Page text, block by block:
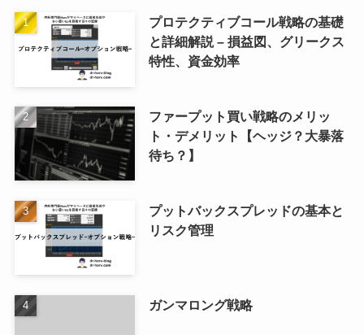
プロテクティブコール戦略の基礎
と詳細解説 – 損益図、グリークス
特性、資金効率
ファープット買い戦略のメリッ
ト・デメリット【ヘッジ？大暴落
待ち？】
プットバックスプレッドの基本と
リスク管理
ガンマロング戦略